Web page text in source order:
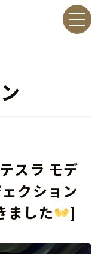
スラ モデ
クション
ました
]